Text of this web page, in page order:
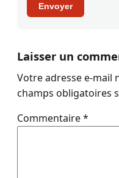
Envoyer
Laisser un
Votre adresse e-mail
champs obligatoires
Commentaire*